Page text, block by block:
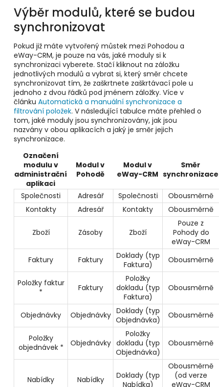
Výběr modulů, které se budou
synchronizovat
Pokud již máte vytvořený můstek mezi Pohodou a
eWay-CRM, je pouze na vás, jaké moduly si k
synchronizaci vyberete. Stačí kliknout na záložku
jednotlivých modulů a vybrat si, který směr chcete
synchronizovat tím, že zaškrtnete zaškrtávací pole u
jednoho z dvou řádků pod jménem záložky. Více v
článku Automatická a manuální synchronizace a
filtrování položek. V následující tabulce máte přehled o
tom, jaké moduly jsou synchronizovány, jak jsou
nazvány v obou aplikacích a jaký je směr jejich
synchronizace.
Označení
modulu v
administrační
aplikaci
Modul v
Pohodě
Modul v
eWay-CRM
Směr
synchronizace
Společnosti Adresář Společnosti
Obousměrně
Kontakty
Adresář Kontakty Obousměrně
Zboží Zásoby Zboží
Pouze z
Pohody do
eWay-CRM
Faktury
Faktury
Doklady (typ
Faktura)
Obousměrně
Položky faktur
*
Faktury
Položky
dokladu (typ
Faktura)
Obousměrně
Objednávky Objednávky Doklady (typ
Objednávka)
Obousměrně
Položky
objednávek *
Objednávky
Položky
dokladu (typ
Objednávka)
Obousměrně
Nabídky Nabídky
Doklady (typ
Nabídka)
Obousměrně
(od verze
eWay-CRM